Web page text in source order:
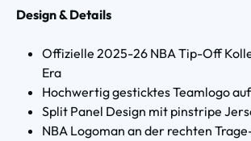
Design & Details
Offizielle 2025-26 NBA Tip-Off
Era
Hochwertig gesticktes Teamlogo
Split Panel Design mit pinstripe
NBA Logoman an der rechten